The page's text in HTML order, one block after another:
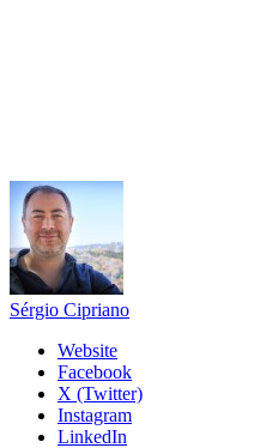
Sérgio Cipriano
Website
Facebook
X (Twitter)
Instagram
LinkedIn